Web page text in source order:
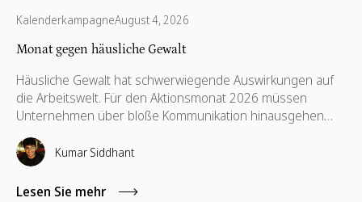
KalenderkampagneAugust 4, 2026
Monat gegen häusliche Gewalt
Häusliche Gewalt hat schwerwiegende Auswirkungen auf
die Arbeitswelt. Für den Aktionsmonat 2026 müssen
Unternehmen über bloße Kommunikation hinausgehen
und unterstützende Richtlinien, finanzielle Hilfsangebote,
Schulungen für Führungskräfte sowie kompetenzbasiertes
Ehrenamt implementieren.
Kumar Siddhant
Lesen Sie mehr